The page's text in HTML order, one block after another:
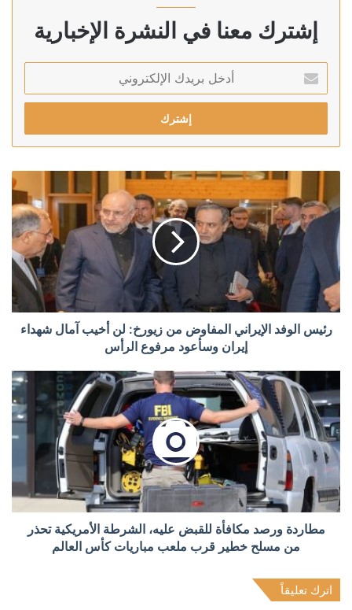
إشترك معنا في النشرة الإخبارية
بريدك
الإلكتروني
رئيس الوفد الإيراني المفاوض من زيورخ: لن أخيب آمال شهداء
إيران وسأعود مرفوع الرأس
مطاردة ورصد مكافأة للقبض عليه، الشرطة الأمريكية تحذر
من مسلح خطير قرب ملعب مباريات كأس العالم
اترك تعليقاً